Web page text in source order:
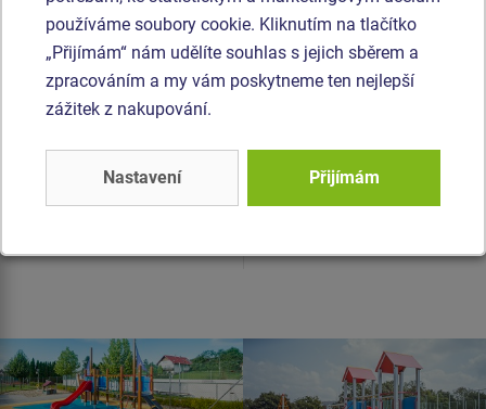
Cena na dotaz Cena na dotaz
používáme soubory cookie. Kliknutím na tlačítko
„Přijímám“ nám udělíte souhlas s jejich sběrem a
zpracováním a my vám poskytneme ten nejlepší
zážitek z nakupování.
Nastavení Přijímám